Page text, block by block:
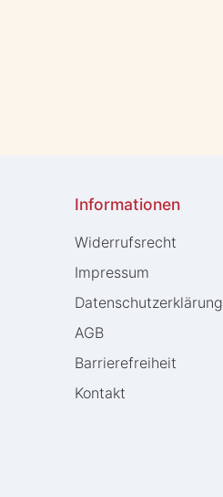
Informationen
Widerrufs­recht
Impressum
Daten­schutz­erklärung
AGB
Barrierefreiheit
Kontakt